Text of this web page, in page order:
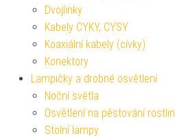
Dvojlinky
Kabely CYKY, CYSY
Koaxiální kabely (cívky)
Konektory
Lampičky a drobné osvětlení
Noční světla
Osvětlení na pěstování rostlin
Stolní lampy